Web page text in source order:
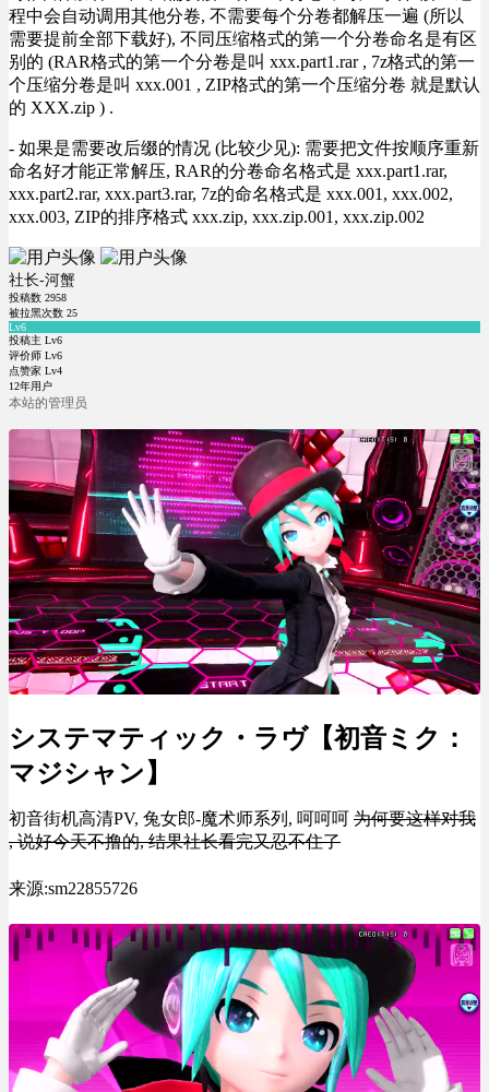
程中会自动调用其他分卷, 不需要每个分卷都解压一遍 (所以
需要提前全部下载好), 不同压缩格式的第一个分卷命名是有区
别的 (RAR格式的第一个分卷是叫 xxx.part1.rar , 7z格式的第一
个压缩分卷是叫 xxx.001 , ZIP格式的第一个压缩分卷 就是默认
的 XXX.zip ) .
- 如果是需要改后缀的情况 (比较少见): 需要把文件按顺序重新
命名好才能正常解压, RAR的分卷命名格式是 xxx.part1.rar,
xxx.part2.rar, xxx.part3.rar, 7z的命名格式是 xxx.001, xxx.002,
xxx.003, ZIP的排序格式 xxx.zip, xxx.zip.001, xxx.zip.002
社长-河蟹
投稿数 2958
被拉黑次数 25
Lv6
投稿主 Lv6
评价师 Lv6
点赞家 Lv4
12年用户
本站的管理员
システマティック・ラヴ【初音ミク：
マジシャン】
初音街机高清PV, 兔女郎-魔术师系列, 呵呵呵 为何要这样对我
, 说好今天不撸的, 结果社长看完又忍不住了
来源:sm22855726